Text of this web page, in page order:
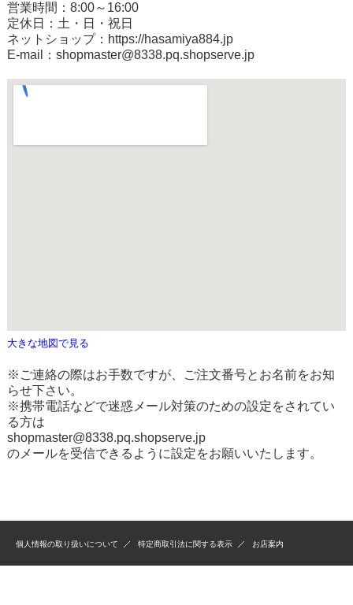
営業時間：8:00～16:00
定休日：土・日・祝日
ネットショップ： https://hasamiya884.jp
E-mail：shopmaster@8338.pq.shopserve.jp
大きな地図で見る
※ご連絡の際はお手数ですが、ご注文番号とお名前をお知
らせ下さい。
※携帯電話などで迷惑メール対策のための設定をされてい
る方は
shopmaster@8338.pq.shopserve.jp
のメールを受信できるように設定をお願いいたします。
個人情報の取り扱いについて 特定商取引法に関する表示 お店案内